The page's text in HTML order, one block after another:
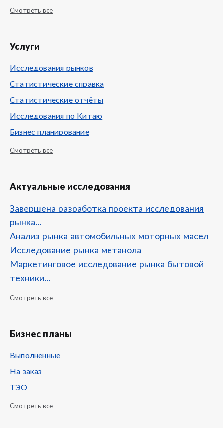
Смотреть все
Услуги
Исследования рынков
Статистические справка
Статистические отчёты
Исследования по Китаю
Бизнес планирование
Смотреть все
Актуальные исследования
Завершена разработка проекта исследования
рынка...
Анализ рынка автомобильных моторных масел
Исследование рынка метанола
Маркетинговое исследование рынка бытовой
техники...
Смотреть все
Бизнес планы
Выполненные
На заказ
ТЭО
Смотреть все